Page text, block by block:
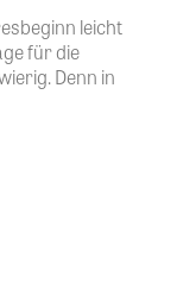
leicht
für die
Denn in